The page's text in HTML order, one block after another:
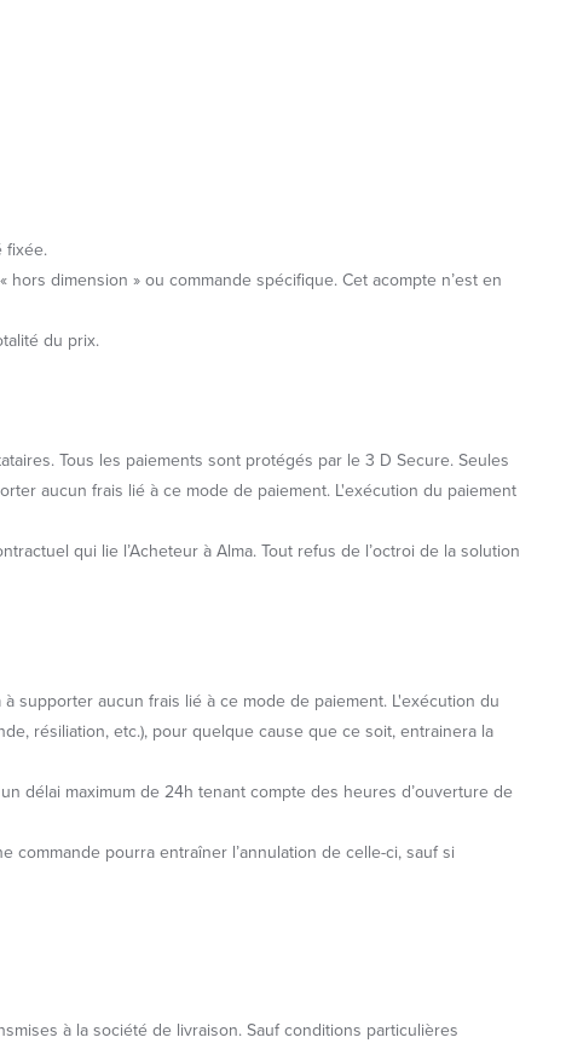
fixée.
dimension » ou commande spécifique. Cet acompte n’est en
du prix.
Tous les paiements sont protégés par le 3 D Secure. Seules
aucun frais lié à ce mode de paiement. L'exécution du paiement
qui lie l’Acheteur à Alma. Tout refus de l’octroi de la solution
supporter aucun frais lié à ce mode de paiement. L'exécution du
résiliation, etc.), pour quelque cause que ce soit, entrainera la
délai maximum de 24h tenant compte des heures d’ouverture de
commande pourra entraîner l’annulation de celle-ci, sauf si
à la société de livraison. Sauf conditions particulières